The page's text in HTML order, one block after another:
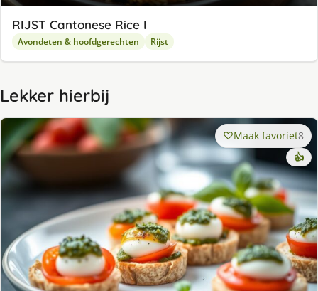
RIJST Cantonese Rice I
Avondeten & hoofdgerechten Rijst
Lekker hierbij
Maak favoriet8
👍